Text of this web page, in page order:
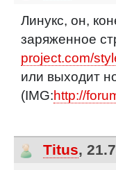
Линукс, он,
заряженное
project.com/
или выходит
(IMG:http://
Titus,